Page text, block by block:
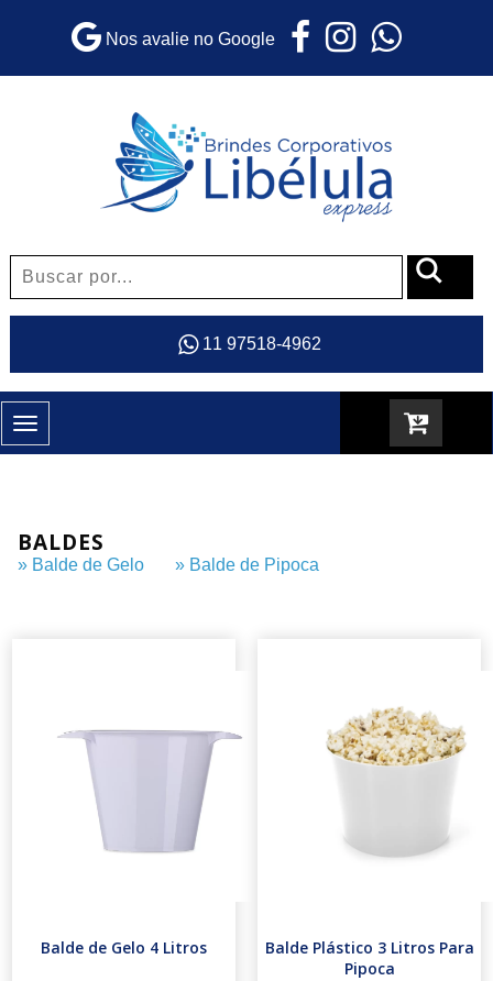
Nos avalie no Google
11 97518-4962
Toggle
navigation
BALDES
» Balde de Gelo » Balde de Pipoca
Balde de Gelo 4 Litros
Balde Plástico 3 Litros Para
Pipoca